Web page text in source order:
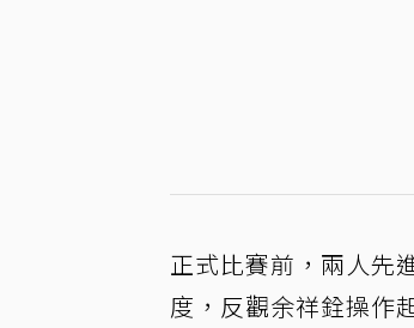
正式比賽前，兩人先
度，反觀余祥銓操作